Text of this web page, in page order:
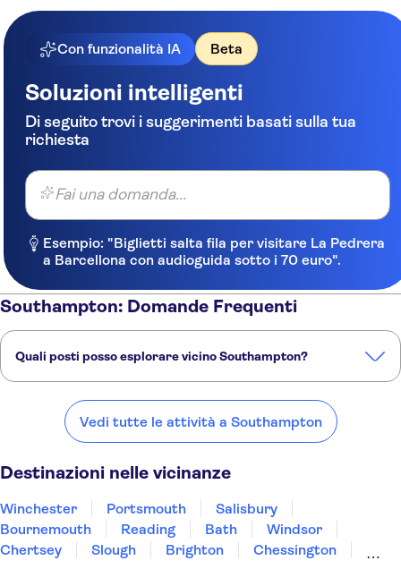
Con funzionalità IA Beta
Soluzioni intelligenti
Di seguito trovi i suggerimenti basati sulla tua
richiesta
Fai una domanda...
Esempio: "Biglietti salta fila per visitare La Pedrera
a Barcellona con audioguida sotto i 70 euro".
Southampton: Domande Frequenti
Quali posti posso esplorare vicino Southampton?
Winchester Portsmouth Salisbury Bournemouth Reading
Vedi tutte le attività a Southampton
Destinazioni nelle vicinanze
Winchester Portsmouth
Salisbury
Bournemouth
Reading Bath
Windsor
Chertsey
Slough Brighton
Chessington